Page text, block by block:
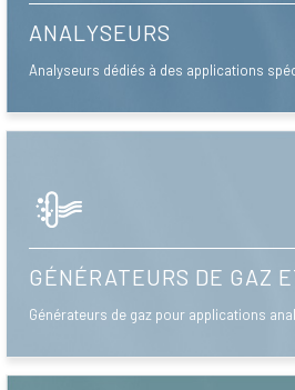
ANALYSEURS
Analyseurs dédiés à des applications
GÉNÉRATEURS DE GAZ
Générateurs de gaz pour applications